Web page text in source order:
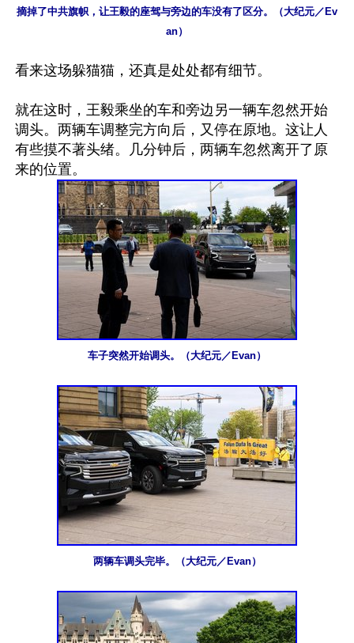
摘掉了中共旗帜，让王毅的座驾与旁边的车没有了区分。（大纪元／Ev
an）
看来这场躲猫猫，还真是处处都有细节。
就在这时，王毅乘坐的车和旁边另一辆车忽然开始
调头。两辆车调整完方向后，又停在原地。这让人
有些摸不著头绪。几分钟后，两辆车忽然离开了原
车子突然开始调头。（大纪元／Evan）
两辆车调头完毕。（大纪元／Evan）